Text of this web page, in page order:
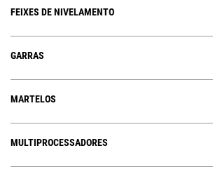
FEIXES DE NIVELAMENTO
GARRAS
MARTELOS
MULTIPROCESSADORES